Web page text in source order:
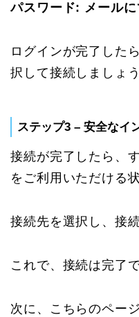
パスワード: メール
ログインが完了した
択して接続しましょう
ステップ3 – 安全なイ
接続が完了したら、
をご利用いただける
接続先を選択し、接
これで、接続は完了で
次に、こちらのペー